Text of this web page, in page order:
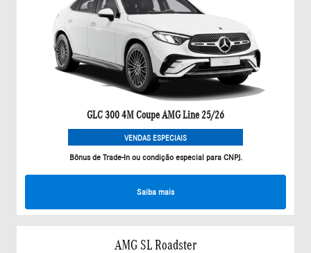
GLC 300 4M Coupe AMG Line 25/26
VENDAS ESPECIAIS
Bônus de Trade-In ou condição especial para CNPJ.
Saiba mais
AMG SL Roadster